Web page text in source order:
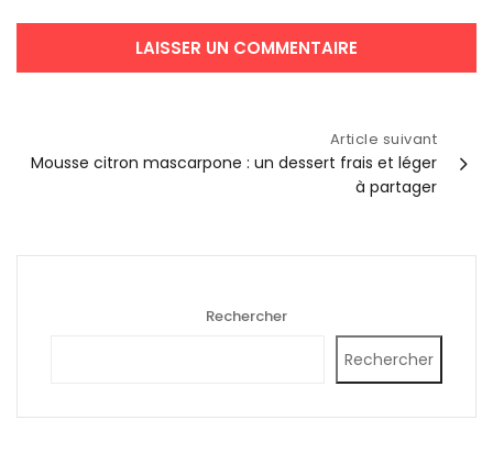
de
Article suivant
Mousse citron mascarpone : un dessert frais et léger
à partager
Rechercher
Rechercher